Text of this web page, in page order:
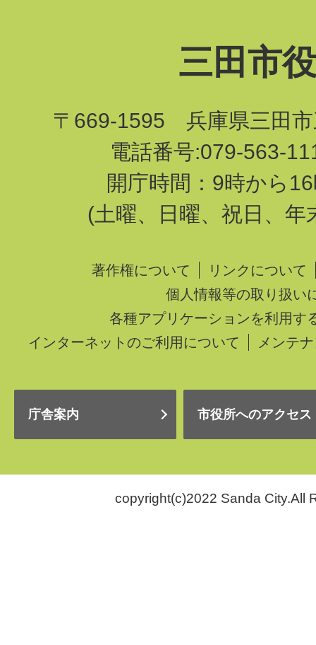
三田市
〒669-1595 兵庫県三田市
電話番号:079-563-
開庁時間：9時から
(土曜、日曜、祝日、年
著作権について
リンクについて
個人情報等の取り扱い
各種アプリケーションを利用す
インターネットのご利用について
メンテ
庁舎案内 市役所へのアクセス
copyright(c)2022 Sanda City.All